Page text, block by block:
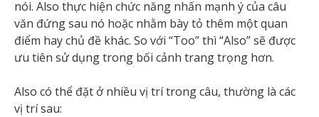
nói. Also thực hiện chức năng nhấn mạnh ý của câu
văn đứng sau nó hoặc nhằm bày tỏ thêm một quan
điểm hay chủ đề khác. So với “Too” thì “Also” sẽ được
ưu tiên sử dụng trong bối cảnh trang trọng hơn.
Also có thể đặt ở nhiều vị trí trong câu, thường là các
vị trí sau: